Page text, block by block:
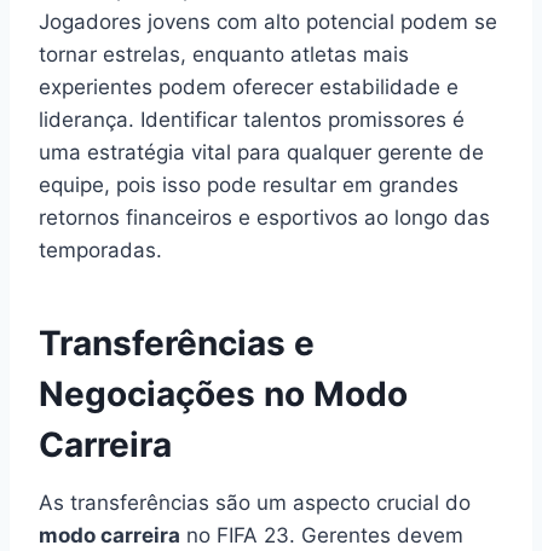
Jogadores jovens com alto potencial podem se
tornar estrelas, enquanto atletas mais
experientes podem oferecer estabilidade e
liderança. Identificar talentos promissores é
uma estratégia vital para qualquer gerente de
equipe, pois isso pode resultar em grandes
retornos financeiros e esportivos ao longo das
temporadas.
Transferências e
Negociações no Modo
Carreira
As transferências são um aspecto crucial do
modo carreira no FIFA 23. Gerentes devem